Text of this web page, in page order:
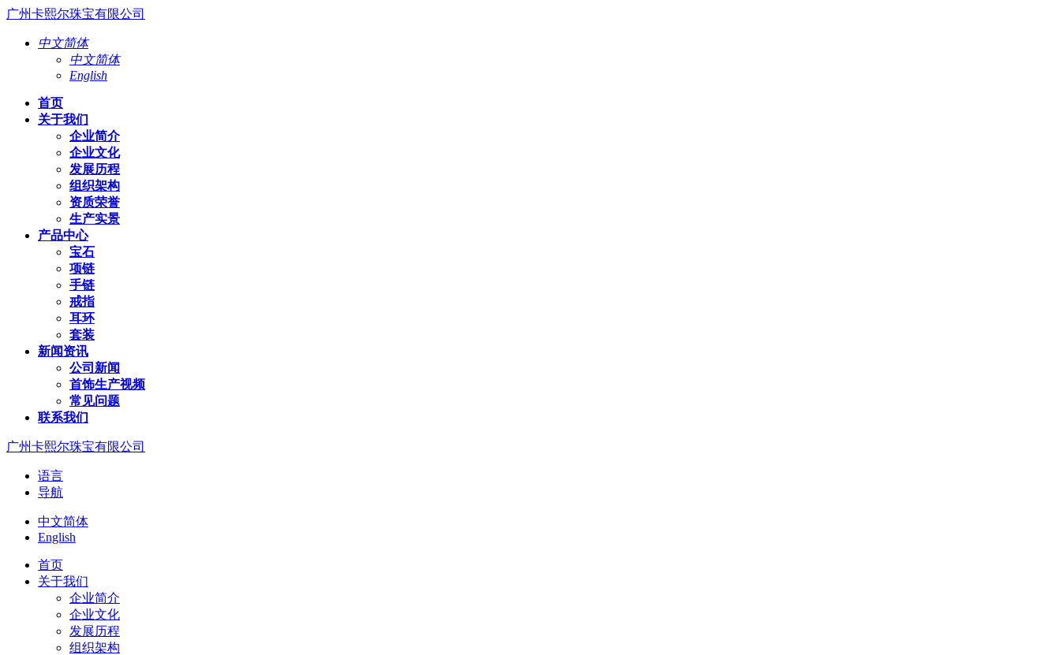
广州卡熙尔珠宝有限公司
中文简体
中文简体
English
首页
关于我们
企业简介
企业文化
发展历程
组织架构
资质荣誉
生产实景
产品中心
宝石
项链
手链
戒指
耳环
套装
新闻资讯
公司新闻
首饰生产视频
常见问题
联系我们
广州卡熙尔珠宝有限公司
语言
导航
中文简体
English
首页
关于我们
企业简介
企业文化
发展历程
组织架构